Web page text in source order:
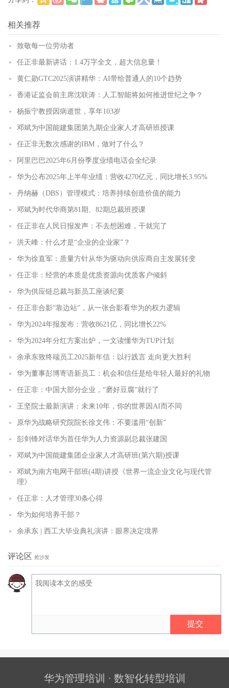
相关推荐
致敬每一位劳动者
任正非最新讲话：1.4万字全文，超大信息量！
黄仁勋GTC2025演讲精华：AI带给普通人的10个趋势
香港证监会前主席沈联涛：人工智能将如何推进世纪之争？
杨振宁教授因病逝世，享年103岁
邓斌为中国能建集团第九期企业家人才高研班授课
任正非无数次感谢的IBM，做对了什么？
阿里巴巴2025年6月份季度业绩电话会全纪录
华为公布2025年上半年业绩：营收4270亿元，同比增长3.95%
丹纳赫（DBS）管理模式：培养持续创造价值的能力
邓斌为时代华商第81期、82期总裁班授课
任正非在人民日报发声：不去想困难，干就完了
洪天峰：什么才是“企业的企业家”？
华为徐直军：质量方针从华为驱动向供应商自主发展转变
任正非：经营的本质是优质资源向优质客户倾斜
华为供应链总裁与新员工座谈纪要
任正非合影“靠边站”，从一张合影看华为的权力逻辑
华为2024年报发布：营收8621亿，同比增长22%
华为2024年分红方案出炉，一文读懂华为TUP计划
余承东致终端员工2025新年信：以行践言 走向更大胜利
华为董事彭博寄语新员工：机会和信任是给年轻人最好的礼物
任正非：中国大部分企业，“磨好豆腐”就行了
王坚院士最新演讲：未来10年，你的世界因AI而不同
原华为战略研究院院长徐文伟：不要滥用“创新”
彭剑锋对话华为首任华为人力资源副总裁张建国
邓斌为中国能建集团企业家人才高研班(第六期)授课
邓斌为南方电网干部班(4期)讲授《世界一流企业文化与现代管
理》
任正非：人才管理30条心得
华为如何培养干部？
余承东 | 西工大毕业典礼演讲：眼界决定境界
评论区 抢沙发
提交
华为管理培训 · 数智化转型培训